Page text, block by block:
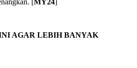
AGAR LEBIH BANYAK